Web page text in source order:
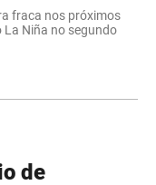
fraca nos próximos
La Niña no segundo
de